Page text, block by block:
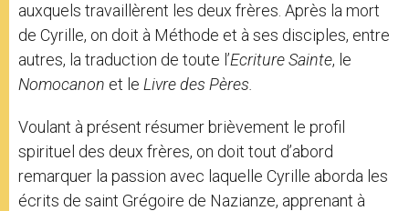
auxquels travaillèrent les deux frères. Après la mort
de Cyrille, on doit à Méthode et à ses disciples, entre
autres, la traduction de toute l’Ecriture Sainte, le
Nomocanon et le Livre des Pères.
Voulant à présent résumer brièvement le profil
spirituel des deux frères, on doit tout d’abord
remarquer la passion avec laquelle Cyrille aborda les
écrits de saint Grégoire de Nazianze, apprenant à